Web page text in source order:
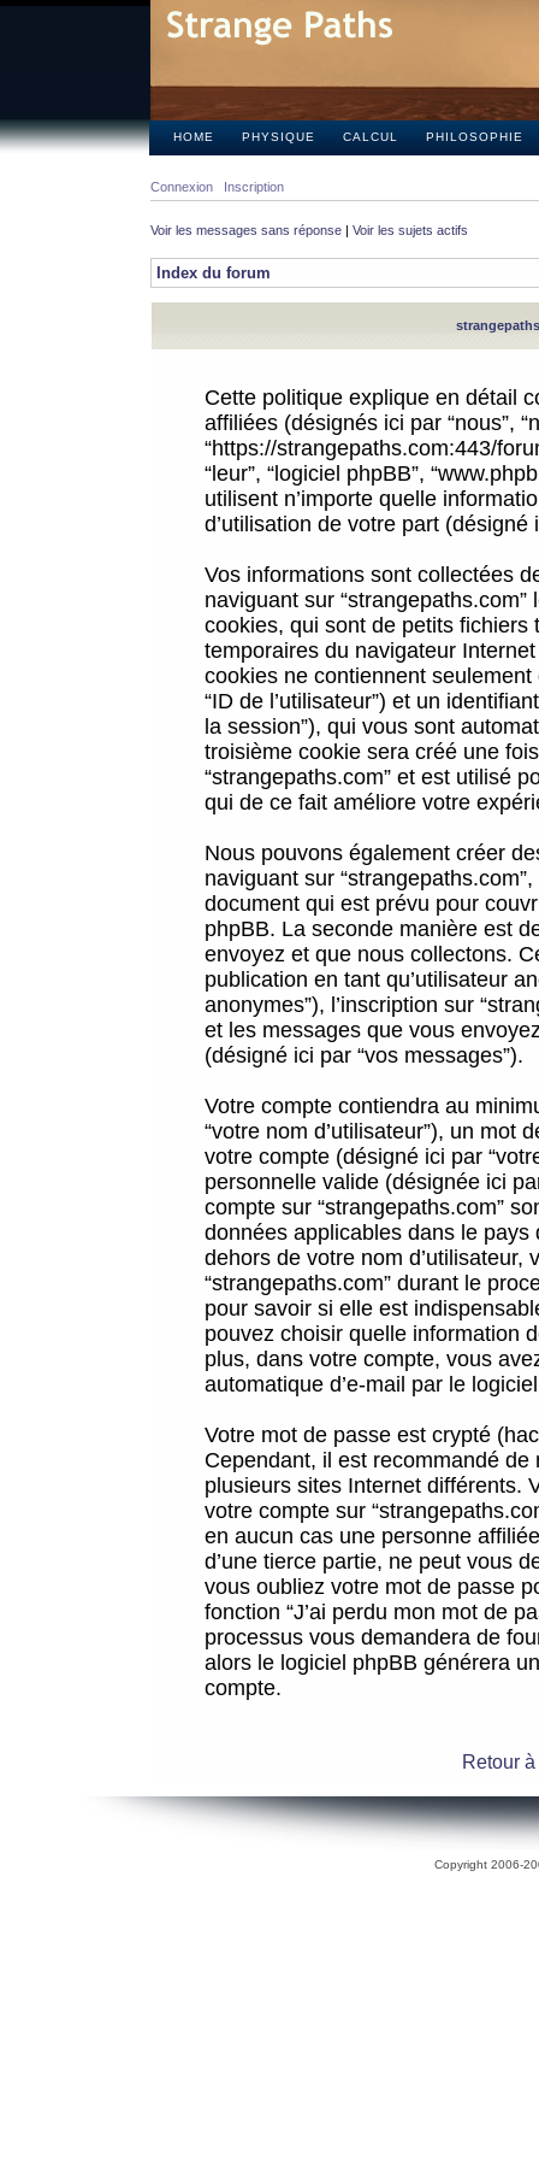
HOME PHYSIQUE CALCUL PHILOSOPHIE
Connexion Inscription
Voir les messages sans réponse | Voir les sujets actifs
Index du forum
Cette politique explique en détail
affiliées (désignés ici par “nous”,
“https://strangepaths.com:443/
“leur”, “logiciel phpBB”,
utilisent n’importe quelle
d’utilisation de votre part (désigné
Vos informations sont collectées
naviguant sur
cookies, qui sont de petits
temporaires du navigateur
cookies ne contiennent
“ID de l’utilisateur”) et un
la session”), qui vous sont
troisième cookie sera créé une
“strangepaths.com” et est utilisé
qui de ce fait améliore votre
Nous pouvons également créer
naviguant sur
document qui est prévu pour
phpBB. La seconde manière est
envoyez et que nous collectons.
publication en tant qu’utilisateur
anonymes”), l’inscription sur
et les messages que vous
(désigné ici par “vos messages”).
Votre compte contiendra au
“votre nom d’utilisateur”), un mot
votre compte (désigné ici par
personnelle valide (désignée ici
compte sur “strangepaths.com”
données applicables dans le
dehors de votre nom
“strangepaths.com” durant le
pour savoir si elle est
pouvez choisir quelle information
plus, dans votre compte, vous
automatique d’e-mail par le
Votre mot de passe est crypté
Cependant, il est recommandé
plusieurs sites Internet différents.
votre compte sur
en aucun cas une personne
d’une tierce partie, ne peut vous
vous oubliez votre mot de passe
fonction “J’ai perdu mon mot de
processus vous demandera de
alors le logiciel phpBB générera
compte.
Retour
Copyright 2006-